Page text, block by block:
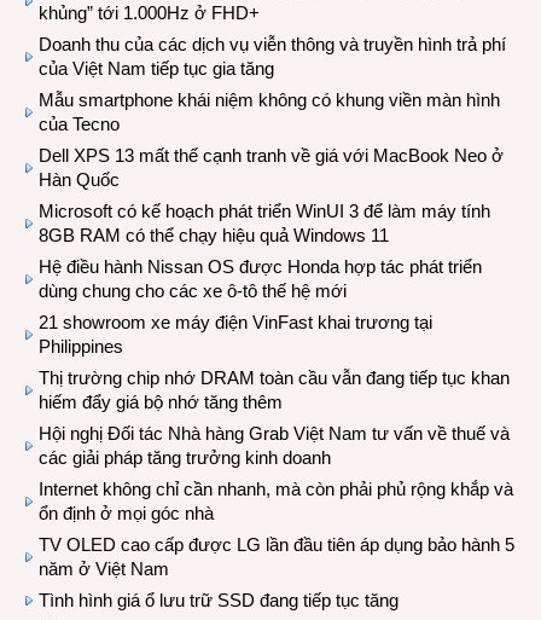
khủng” tới 1.000Hz ở FHD+
Doanh thu của các dịch vụ viễn thông và truyền hình trả phí
của Việt Nam tiếp tục gia tăng
Mẫu smartphone khái niệm không có khung viền màn hình
của Tecno
Dell XPS 13 mất thế cạnh tranh về giá với MacBook Neo ở
Hàn Quốc
Microsoft có kế hoạch phát triển WinUI 3 để làm máy tính
8GB RAM có thể chạy hiệu quả Windows 11
Hệ điều hành Nissan OS được Honda hợp tác phát triển
dùng chung cho các xe ô-tô thế hệ mới
21 showroom xe máy điện VinFast khai trương tại
Philippines
Thị trường chip nhớ DRAM toàn cầu vẫn đang tiếp tục khan
hiếm đẩy giá bộ nhớ tăng thêm
Hội nghị Đối tác Nhà hàng Grab Việt Nam tư vấn về thuế và
các giải pháp tăng trưởng kinh doanh
Internet không chỉ cần nhanh, mà còn phải phủ rộng khắp và
ổn định ở mọi góc nhà
TV OLED cao cấp được LG lần đầu tiên áp dụng bảo hành 5
năm ở Việt Nam
Tình hình giá ổ lưu trữ SSD đang tiếp tục tăng